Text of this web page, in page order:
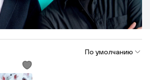
По умолчанию